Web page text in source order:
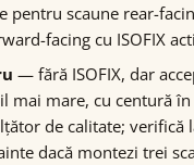
pentru scaune rear-
facing cu ISOFIX
— fără ISOFIX, dar
mai mare, cu centură
de calitate; verifică
dacă montezi trei